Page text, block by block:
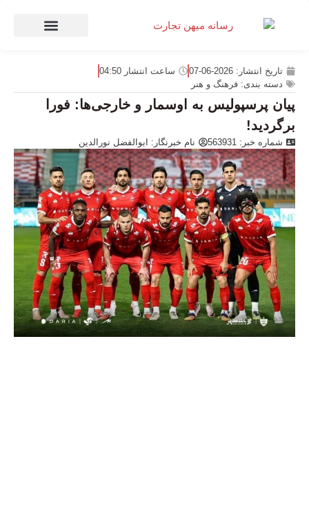
تاریخ انتشار: 2026-06-07 ساعت انتشار 04:50
دسته بندی: فرهنگ و هنر
پیان پرسپولیس به اوسمار و خارجی‌ها: فورا
برگردید!
شماره خبر: 563931 نام خبرنگار: ابوالفضل نورالدین